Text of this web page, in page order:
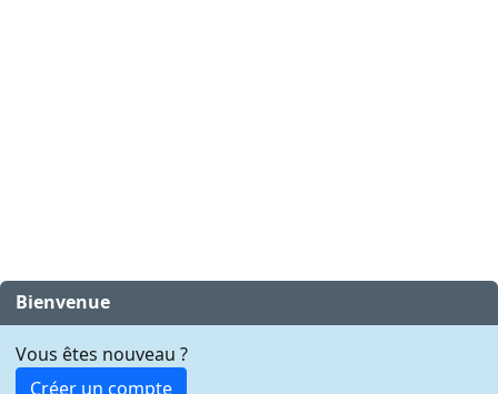
Bienvenue
Vous êtes nouveau ?
Créer un compte